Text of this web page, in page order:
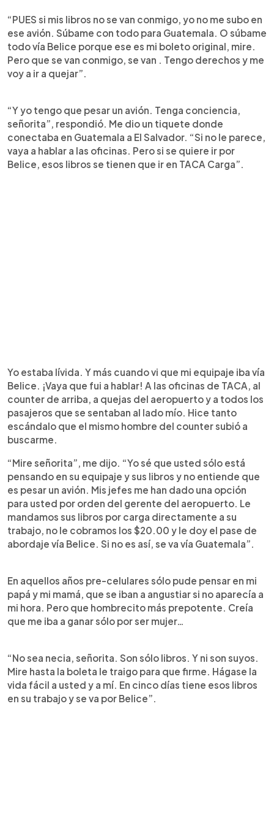
“PUES si mis libros no se van conmigo, yo no me subo en
ese avión. Súbame con todo para Guatemala. O súbame
todo vía Belice porque ese es mi boleto original, mire.
Pero que se van conmigo, se van . Tengo derechos y me
voy a ir a quejar”.
“Y yo tengo que pesar un avión. Tenga conciencia,
señorita”, respondió. Me dio un tiquete donde
conectaba en Guatemala a El Salvador. “Si no le parece,
vaya a hablar a las oficinas. Pero si se quiere ir por
Belice, esos libros se tienen que ir en TACA Carga”.
Yo estaba lívida. Y más cuando vi que mi equipaje iba vía
Belice. ¡Vaya que fui a hablar! A las oficinas de TACA, al
counter de arriba, a quejas del aeropuerto y a todos los
pasajeros que se sentaban al lado mío. Hice tanto
escándalo que el mismo hombre del counter subió a
buscarme.
“Mire señorita”, me dijo. “Yo sé que usted sólo está
pensando en su equipaje y sus libros y no entiende que
es pesar un avión. Mis jefes me han dado una opción
para usted por orden del gerente del aeropuerto. Le
mandamos sus libros por carga directamente a su
trabajo, no le cobramos los $20.00 y le doy el pase de
abordaje vía Belice. Si no es así, se va vía Guatemala”.
En aquellos años pre-celulares sólo pude pensar en mi
papá y mi mamá, que se iban a angustiar si no aparecía a
mi hora. Pero que hombrecito más prepotente. Creía
que me iba a ganar sólo por ser mujer…
“No sea necia, señorita. Son sólo libros. Y ni son suyos.
Mire hasta la boleta le traigo para que firme. Hágase la
vida fácil a usted y a mí. En cinco días tiene esos libros
en su trabajo y se va por Belice”.